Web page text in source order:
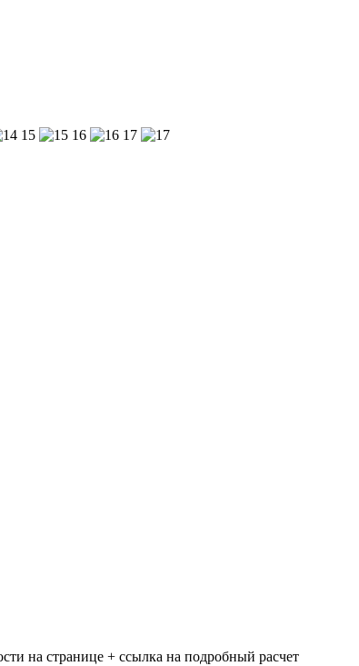
15 16
17
на странице + ссылка на подробный расчет